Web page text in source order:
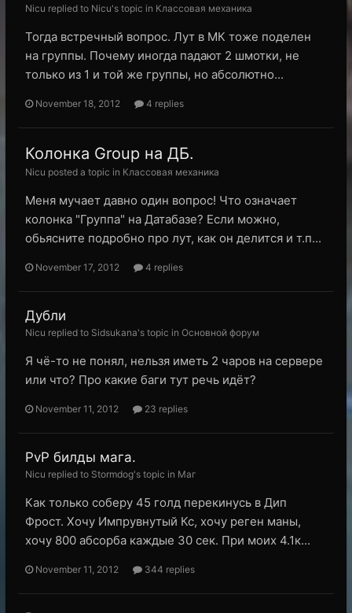
Nicu replied to Nicu's topic in Классовая механика
Тогда встречный вопрос. Лут в МК тоже поделен
на группы. Почему иногда падают 2 шмотки, не
только из 1 и той же группы, но абсолютно...
November 18, 2012 4 replies
Колонка Group на ДБ.
Nicu posted a topic in Классовая механика
Меня мучает давно один вопрос! Что означает
колонка "Группа" на Датабазе? Если можно,
обьясните подробно про лут, как он делится и т.п...
November 17, 2012 4 replies
Дубли
Nicu replied to Sidsukana's topic in Основной форум
Я чё-то не понял, нельзя иметь 2 чаров на сервере
или что? Про какие баги тут речь идёт?
November 11, 2012 23 replies
PvP билды мага.
Nicu replied to Stormdog's topic in Маг
Как только соберу 45 голд перекинусь в Дип
Фрост. Хочу Импрувнутый Кс, хочу реген маны,
хочу 800 абсорба каждые 30 сек. При моих 4.1к...
November 11, 2012 344 replies